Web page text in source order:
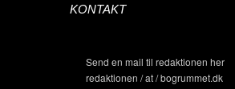
KONTAKT
Send en mail til redaktionen her
redaktionen / at / bogrummet.dk